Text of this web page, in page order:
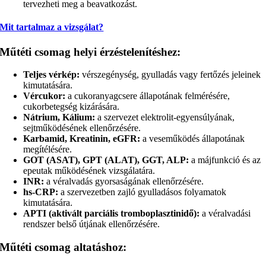
tervezheti meg a beavatkozást.
Mit tartalmaz a vizsgálat?
Műtéti csomag helyi érzéstelenítéshez:
Teljes vérkép: vérszegénység, gyulladás vagy fertőzés jeleinek
kimutatására.
Vércukor: a cukoranyagcsere állapotának felmérésére,
cukorbetegség kizárására.
Nátrium, Kálium: a szervezet elektrolit-egyensúlyának,
sejtműködésének ellenőrzésére.
Karbamid, Kreatinin, eGFR: a veseműködés állapotának
megítélésére.
GOT (ASAT), GPT (ALAT), GGT, ALP: a májfunkció és az
epeutak működésének vizsgálatára.
INR: a véralvadás gyorsaságának ellenőrzésére.
hs-CRP: a szervezetben zajló gyulladásos folyamatok
kimutatására.
APTI (aktivált parciális tromboplasztinidő): a véralvadási
rendszer belső útjának ellenőrzésére.
Műtéti csomag altatáshoz: